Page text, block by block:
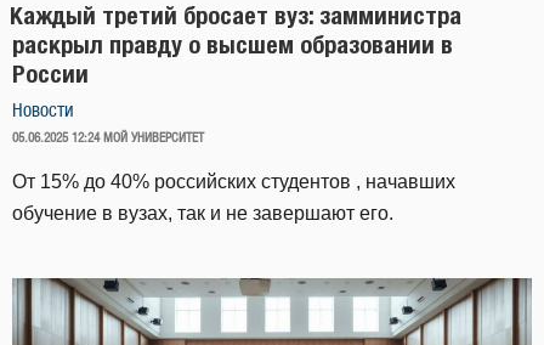
Каждый третий бросает вуз: замминистра
раскрыл правду о высшем образовании в
России
Новости
ОПУБЛИКОВАНО
05.06.2025 12:24 МОЙ УНИВЕРСИТЕТ
От 15% до 40% российских студентов , начавших
обучение в вузах, так и не завершают его.